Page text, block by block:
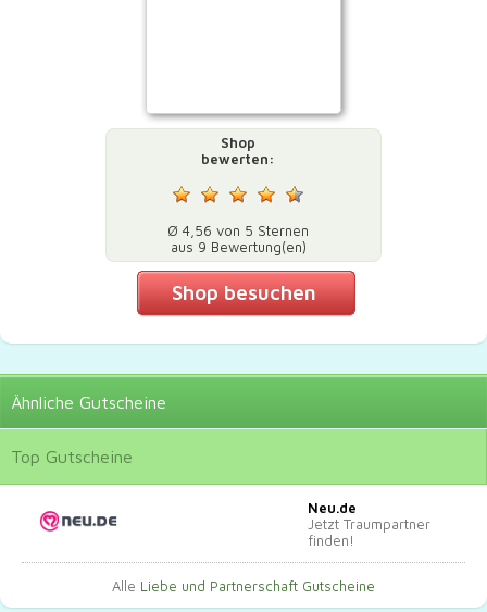
Shop
bewerten:
Ø 4,56 von 5 Sternen
aus 9 Bewertung(en)
Shop besuchen
Ähnliche Gutscheine
Top Gutscheine
Neu.de
Jetzt Traumpartner
finden!
Alle Liebe und Partnerschaft Gutscheine